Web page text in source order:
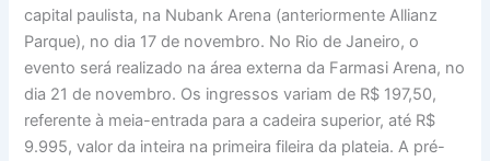
capital paulista, na Nubank Arena (anteriormente Allianz
Parque), no dia 17 de novembro. No Rio de Janeiro, o
evento será realizado na área externa da Farmasi Arena, no
dia 21 de novembro. Os ingressos variam de R$ 197,50,
referente à meia-entrada para a cadeira superior, até R$
9.995, valor da inteira na primeira fileira da plateia. A pré-